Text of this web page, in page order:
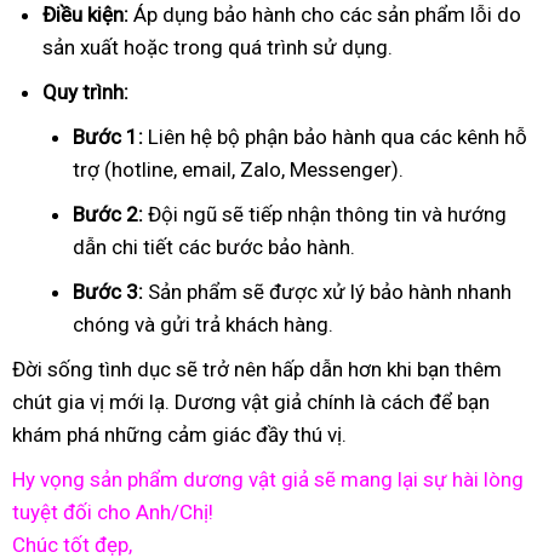
Điều kiện: Áp dụng bảo hành cho các sản phẩm lỗi do
sản xuất hoặc trong quá trình sử dụng.
Quy trình:
Bước 1: Liên hệ bộ phận bảo hành qua các kênh hỗ
trợ (hotline, email, Zalo, Messenger).
Bước 2: Đội ngũ sẽ tiếp nhận thông tin và hướng
dẫn chi tiết các bước bảo hành.
Bước 3: Sản phẩm sẽ được xử lý bảo hành nhanh
chóng và gửi trả khách hàng.
Đời sống tình dục sẽ trở nên hấp dẫn hơn khi bạn thêm
chút gia vị mới lạ. Dương vật giả chính là cách để bạn
khám phá những cảm giác đầy thú vị.
Hy vọng sản phẩm dương vật giả sẽ mang lại sự hài lòng
tuyệt đối cho Anh/Chị!
Chúc tốt đẹp,